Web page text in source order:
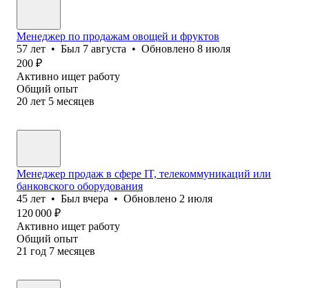
Менеджер по продажам овощей и фруктов
57 лет • Был 7 августа • Обновлено 8 июля
200 ₽
Активно ищет работу
Общий опыт
20 лет 5 месяцев
Менеджер продаж в сфере IT, телекоммуникаций или
банковского оборудования
45 лет • Был вчера • Обновлено 2 июля
120 000 ₽
Активно ищет работу
Общий опыт
21 год 7 месяцев